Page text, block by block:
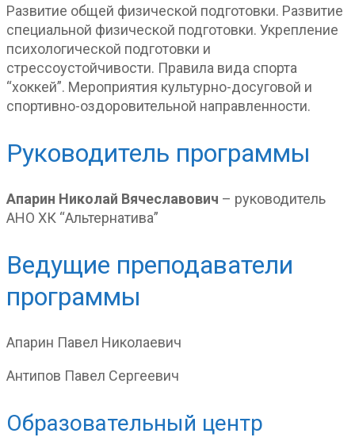
Развитие общей физической подготовки. Развитие
специальной физической подготовки. Укрепление
психологической подготовки и
стрессоустойчивости. Правила вида спорта
“хоккей”. Мероприятия культурно-досуговой и
спортивно-оздоровительной направленности.
Руководитель программы
Апарин Николай Вячеславович – руководитель
АНО ХК “Альтернатива”
Ведущие преподаватели
программы
Апарин Павел Николаевич
Антипов Павел Сергеевич
Образовательный центр